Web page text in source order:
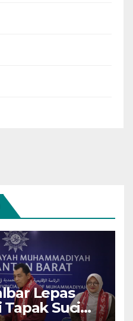
Lepas
Suci